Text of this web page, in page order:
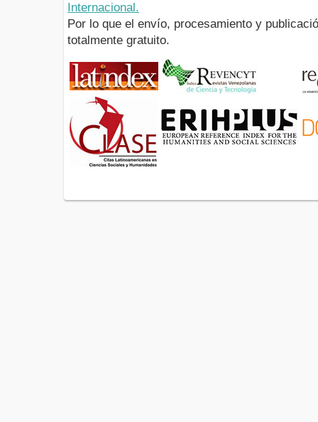
Internacional.
Por lo que el envío, procesamiento y
totalmente gratuito.